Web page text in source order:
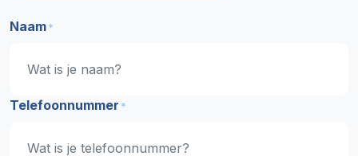
Naam*
Telefoonnummer *